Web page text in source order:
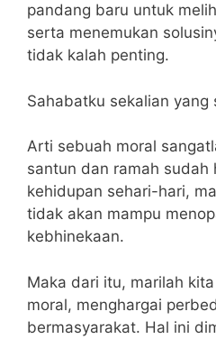
pandang baru untuk
serta menemukan
tidak kalah penting.
Sahabatku sekalian
Arti sebuah moral
santun dan ramah sudah
kehidupan sehari-hari,
tidak akan mampu
kebhinekaan.
Maka dari itu, marilah
moral, menghargai
bermasyarakat. Hal ini